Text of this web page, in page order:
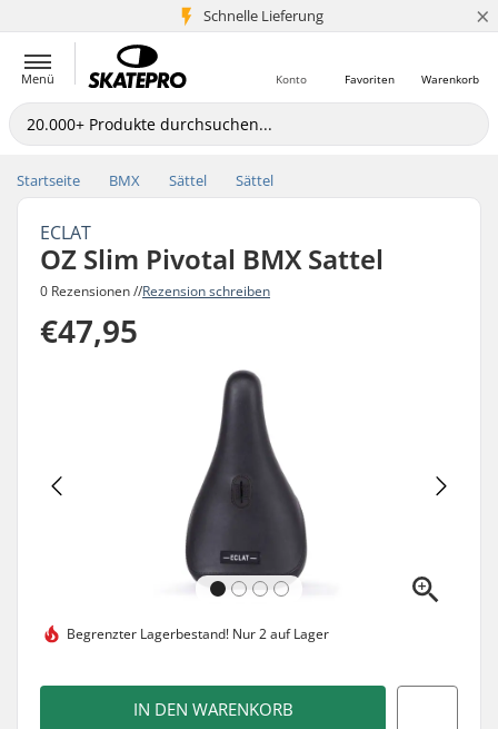
Schnelle Lieferung
5+ Mio. Kunden ×
Menü Warenkorb
Favoriten
Konto
Startseite BMX Sättel Sättel
ECLAT
OZ Slim Pivotal BMX Sattel
0 Rezensionen //Rezension schreiben
€47,95
Begrenzter Lagerbestand! Nur 2 auf Lager
IN DEN WARENKORB